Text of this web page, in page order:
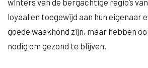
winters van de bergachtige regio’s
loyaal en toegewijd aan hun eigenaar
goede waakhond zijn, maar hebben
nodig om gezond te blijven.